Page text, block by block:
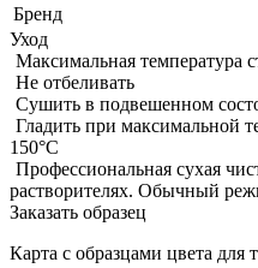
Бренд
Уход
Максимальная температура
Не отбеливать
Сушить в подвешенном
Гладить при максимальной
150°С
Профессиональная сухая
растворителях. Обычный
Заказать образец
Карта с образцами цвета для